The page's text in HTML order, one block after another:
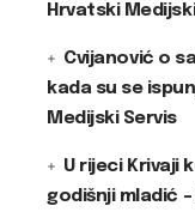
Hrvatski
Cvijanović o
kada su se
Medijski Servis
U rijeci Krivaji
godišnji mladić